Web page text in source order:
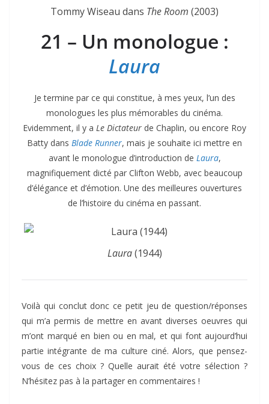
Tommy Wiseau dans The Room (2003)
21 – Un monologue :
Laura
Je termine par ce qui constitue, à mes yeux, l’un des
monologues les plus mémorables du cinéma.
Evidemment, il y a Le Dictateur de Chaplin, ou encore Roy
Batty dans Blade Runner, mais je souhaite ici mettre en
avant le monologue d’introduction de Laura,
magnifiquement dicté par Clifton Webb, avec beaucoup
d’élégance et d’émotion. Une des meilleures ouvertures
de l’histoire du cinéma en passant.
Laura(1944)
Voilà qui conclut donc ce petit jeu de question/réponses
qui m’a permis de mettre en avant diverses oeuvres qui
m’ont marqué en bien ou en mal, et qui font aujourd’hui
partie intégrante de ma culture ciné. Alors, que pensez-
vous de ces choix ? Quelle aurait été votre sélection ?
N’hésitez pas à la partager en commentaires !